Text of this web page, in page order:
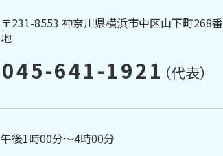
〒231-8553 神奈川県横浜市中区山下町268番
地
045-641-1921 （代表）
午後1時00分～4時00分